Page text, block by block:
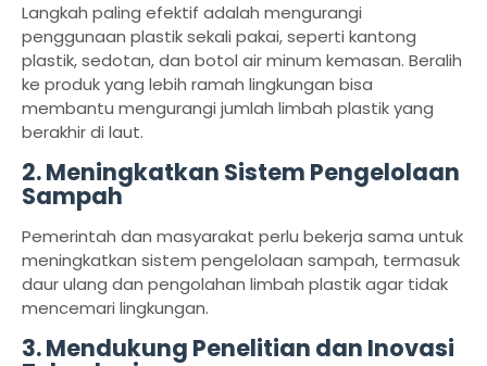
Langkah paling efektif adalah mengurangi
penggunaan plastik sekali pakai, seperti kantong
plastik, sedotan, dan botol air minum kemasan. Beralih
ke produk yang lebih ramah lingkungan bisa
membantu mengurangi jumlah limbah plastik yang
berakhir di laut.
2.Meningkatkan Sistem Pengelolaan
Sampah
Pemerintah dan masyarakat perlu bekerja sama untuk
meningkatkan sistem pengelolaan sampah, termasuk
daur ulang dan pengolahan limbah plastik agar tidak
mencemari lingkungan.
3.Mendukung Penelitian dan Inovasi